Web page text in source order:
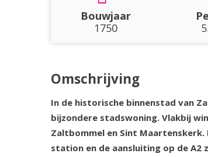
Bouwjaar
1750
Omschrijving
In de historische binnenstad van
bijzondere stadswoning. Vlakbij
Zaltbommel en Sint
station en de aansluiting op de A2